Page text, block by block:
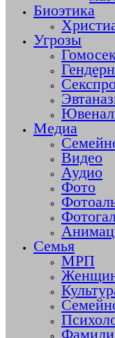
Биоэтика
Угрозы
Медиа
Видео
Аудио
Фото
Семья
МРП